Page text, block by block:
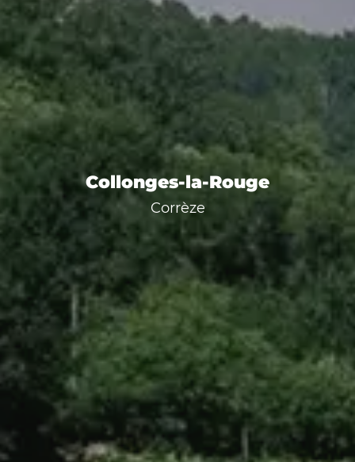
Collonges-la-Rouge
Corrèze